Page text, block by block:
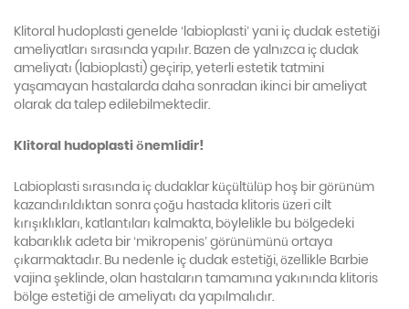
Klitoral hudoplasti genelde ‘labioplasti’ yani iç dudak estetiği
ameliyatları sırasında yapılır. Bazen de yalnızca iç dudak
ameliyatı (labioplasti) geçirip, yeterli estetik tatmini
yaşamayan hastalarda daha sonradan ikinci bir ameliyat
olarak da talep edilebilmektedir.
Klitoral hudoplasti önemlidir!
Labioplasti sırasında iç dudaklar küçültülüp hoş bir görünüm
kazandırıldıktan sonra çoğu hastada klitoris üzeri cilt
kırışıklıkları, katlantıları kalmakta, böylelikle bu bölgedeki
kabarıklık adeta bir ‘mikropenis’ görünümünü ortaya
çıkarmaktadır. Bu nedenle iç dudak estetiği, özellikle Barbie
vajina şeklinde, olan hastaların tamamına yakınında klitoris
bölge estetiği de ameliyatı da yapılmalıdır.